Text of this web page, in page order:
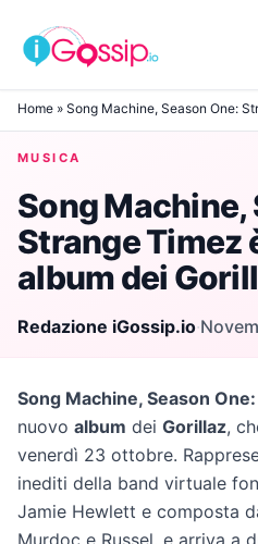
Skip to content
Home » Song Machine, Season One:
MUSICA
Song Machine,
Strange Timez
album dei
Redazione iGossip.io·
Song Machine, Season
nuovo album dei Gorillaz,
venerdì 23 ottobre.
inediti della band virtuale
Jamie Hewlett e composta
Murdoc e Russel, e arriva a